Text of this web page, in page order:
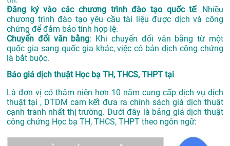
Đăng ký vào các chương trình đào tạo quốc tế: Nhiều
chương trình đào tạo yêu cầu tài liệu được dịch và công
chứng để đảm bảo tính hợp lệ.
Chuyển đổi văn bằng: Khi chuyển đổi văn bằng từ một
quốc gia sang quốc gia khác, việc có bản dịch công chứng
là bắt buộc.
Báo giá dịch thuật Học bạ TH, THCS, THPT tại
Là đơn vị có thâm niên hơn 10 năm cung cấp dịch vụ dịch
thuật tại , DTDM cam kết đưa ra chính sách giá dịch thuật
cạnh tranh nhất thị trường. Dưới đây là bảng giá dịch thuật
công chứng Học bạ TH, THCS, THPT theo ngôn ngữ: